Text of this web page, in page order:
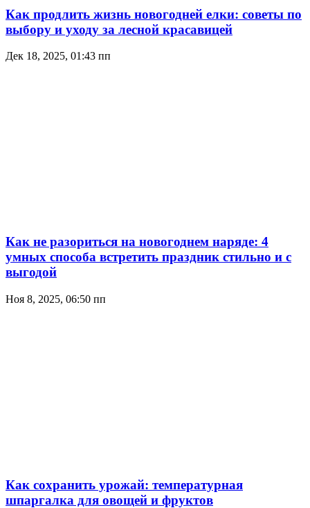
Как продлить жизнь новогодней елки: советы по
выбору и уходу за лесной красавицей
Дек 18, 2025, 01:43 пп
Как не разориться на новогоднем наряде: 4
умных способа встретить праздник стильно и с
выгодой
Ноя 8, 2025, 06:50 пп
Как сохранить урожай: температурная
шпаргалка для овощей и фруктов